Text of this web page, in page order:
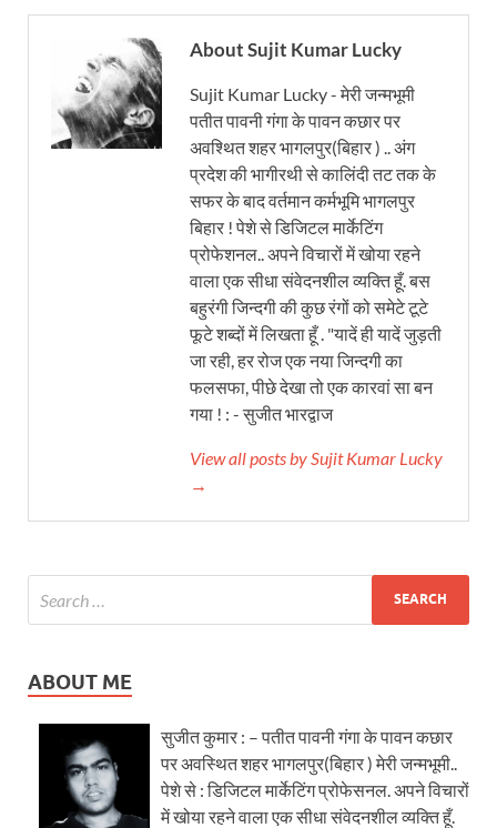
About Sujit Kumar Lucky
Sujit Kumar Lucky - मेरी जन्मभूमी
पतीत पावनी गंगा के पावन कछार पर
अवश्थित शहर भागलपुर(बिहार ) .. अंग
प्रदेश की भागीरथी से कालिंदी तट तक के
सफर के बाद वर्तमान कर्मभूमि भागलपुर
बिहार ! पेशे से डिजिटल मार्केटिंग
प्रोफेशनल.. अपने विचारों में खोया रहने
वाला एक सीधा संवेदनशील व्यक्ति हूँ. बस
बहुरंगी जिन्दगी की कुछ रंगों को समेटे टूटे
फूटे शब्दों में लिखता हूँ . "यादें ही यादें जुड़ती
जा रही, हर रोज एक नया जिन्दगी का
फलसफा, पीछे देखा तो एक कारवां सा बन
गया ! : - सुजीत भारद्वाज
View all posts by Sujit Kumar Lucky
→
ABOUT ME
सुजीत कुमार : – पतीत पावनी गंगा के पावन कछार
पर अवस्थित शहर भागलपुर(बिहार ) मेरी जन्मभूमी..
पेशे से : डिजिटल मार्केटिंग प्रोफेसनल. अपने विचारों
में खोया रहने वाला एक सीधा संवेदनशील व्यक्ति हूँ.